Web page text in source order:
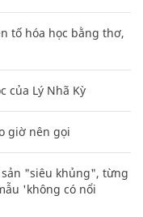
tố hóa học bằng thơ,
của Lý Nhã Kỳ
giờ nên gọi
"siêu khủng", từng
'không có nổi